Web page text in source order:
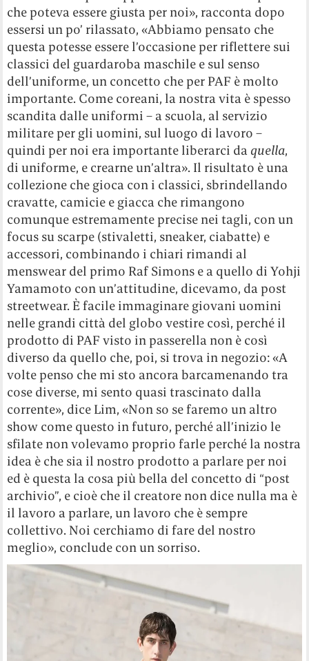
che poteva essere giusta per noi», racconta dopo
essersi un po’ rilassato, «Abbiamo pensato che
questa potesse essere l’occasione per riflettere sui
classici del guardaroba maschile e sul senso
dell’uniforme, un concetto che per PAF è molto
importante. Come coreani, la nostra vita è spesso
scandita dalle uniformi – a scuola, al servizio
militare per gli uomini, sul luogo di lavoro –
quindi per noi era importante liberarci da quella,
di uniforme, e crearne un’altra». Il risultato è una
collezione che gioca con i classici, sbrindellando
cravatte, camicie e giacca che rimangono
comunque estremamente precise nei tagli, con un
focus su scarpe (stivaletti, sneaker, ciabatte) e
accessori, combinando i chiari rimandi al
menswear del primo Raf Simons e a quello di Yohji
Yamamoto con un’attitudine, dicevamo, da post
streetwear. È facile immaginare giovani uomini
nelle grandi città del globo vestire così, perché il
prodotto di PAF visto in passerella non è così
diverso da quello che, poi, si trova in negozio: «A
volte penso che mi sto ancora barcamenando tra
cose diverse, mi sento quasi trascinato dalla
corrente», dice Lim, «Non so se faremo un altro
show come questo in futuro, perché all’inizio le
sfilate non volevamo proprio farle perché la nostra
idea è che sia il nostro prodotto a parlare per noi
ed è questa la cosa più bella del concetto di “post
archivio”, e cioè che il creatore non dice nulla ma è
il lavoro a parlare, un lavoro che è sempre
collettivo. Noi cerchiamo di fare del nostro
meglio», conclude con un sorriso.